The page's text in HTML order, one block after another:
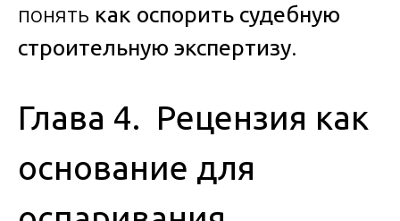
понять как оспорить судебную
строительную экспертизу.
Глава 4. Рецензия как
основание для